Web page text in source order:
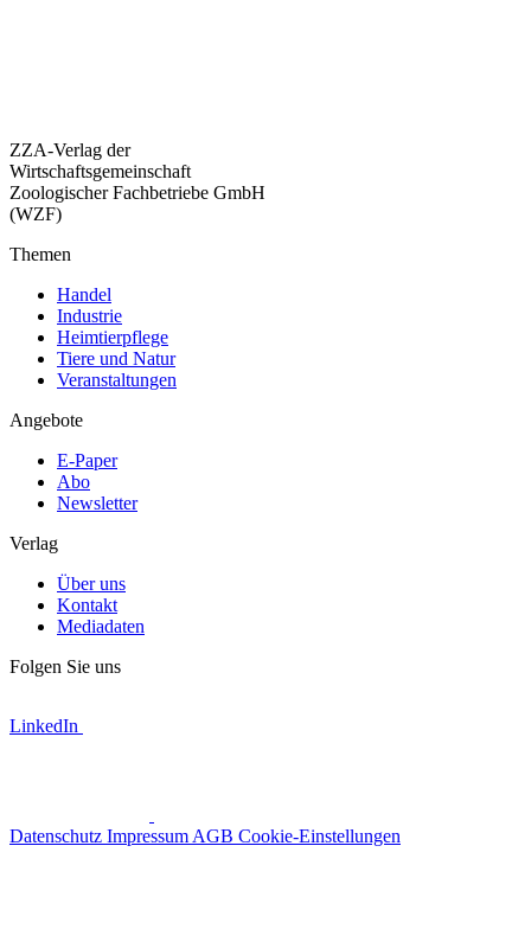
ZZA-Verlag der
Wirtschaftsgemeinschaft
Zoologischer Fachbetriebe GmbH
(WZF)
Themen
Handel
Industrie
Heimtierpflege
Tiere und Natur
Veranstaltungen
Angebote
E-Paper
Abo
Newsletter
Verlag
Über uns
Kontakt
Mediadaten
Folgen Sie uns
LinkedIn
Datenschutz Impressum AGB Cookie-Einstellungen